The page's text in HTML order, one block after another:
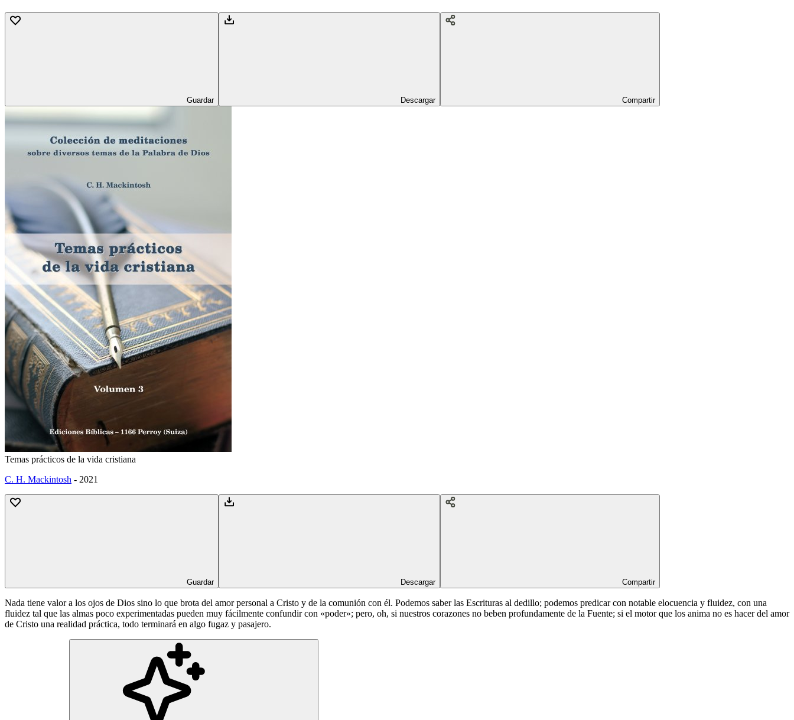
Guardar Descargar Compartir
Temas prácticos de la vida cristiana
C. H. Mackintosh - 2021
Guardar Descargar Compartir
Nada tiene valor a los ojos de Dios sino lo que brota del amor personal a Cristo y de la comunión con él. Podemos saber las Escrituras al dedillo; podemos predicar con notable elocuencia y fluidez, con una
fluidez tal que las almas poco experimentadas pueden muy fácilmente confundir con «poder»; pero, oh, si nuestros corazones no beben profundamente de la Fuente; si el motor que los anima no es hacer del amor
de Cristo una realidad práctica, todo terminará en algo fugaz y pasajero.